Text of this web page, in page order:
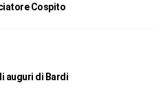
Cospito
auguri di Bardi